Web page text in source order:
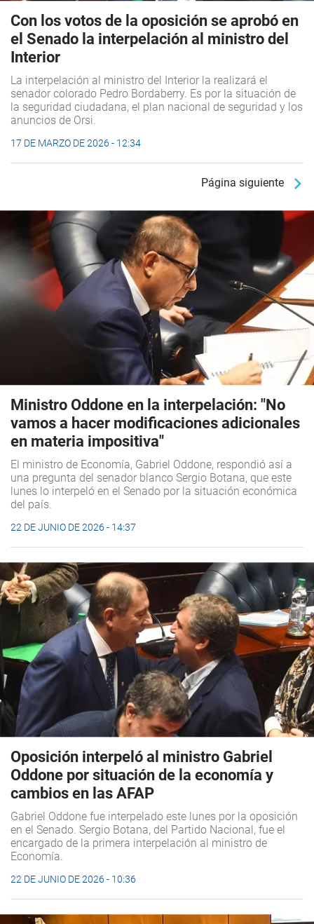
Con los votos de la oposición se aprobó en
el Senado la interpelación al ministro del
Interior
La interpelación al ministro del Interior la realizará el
senador colorado Pedro Bordaberry. Es por la situación de
la seguridad ciudadana, el plan nacional de seguridad y los
anuncios de Orsi.
17 DE MARZO DE 2026 - 12:34
Página siguiente
Ministro Oddone en la interpelación: "No
vamos a hacer modificaciones adicionales
en materia impositiva"
El ministro de Economía, Gabriel Oddone, respondió así a
una pregunta del senador blanco Sergio Botana, que este
lunes lo interpeló en el Senado por la situación económica
del país.
22 DE JUNIO DE 2026 - 14:37
Oposición interpeló al ministro Gabriel
Oddone por situación de la economía y
cambios en las AFAP
Gabriel Oddone fue interpelado este lunes por la oposición
en el Senado. Sergio Botana, del Partido Nacional, fue el
encargado de la primera interpelación al ministro de
Economía.
22 DE JUNIO DE 2026 - 10:36